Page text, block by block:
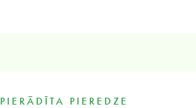
PIERĀDĪTA PIEREDZE